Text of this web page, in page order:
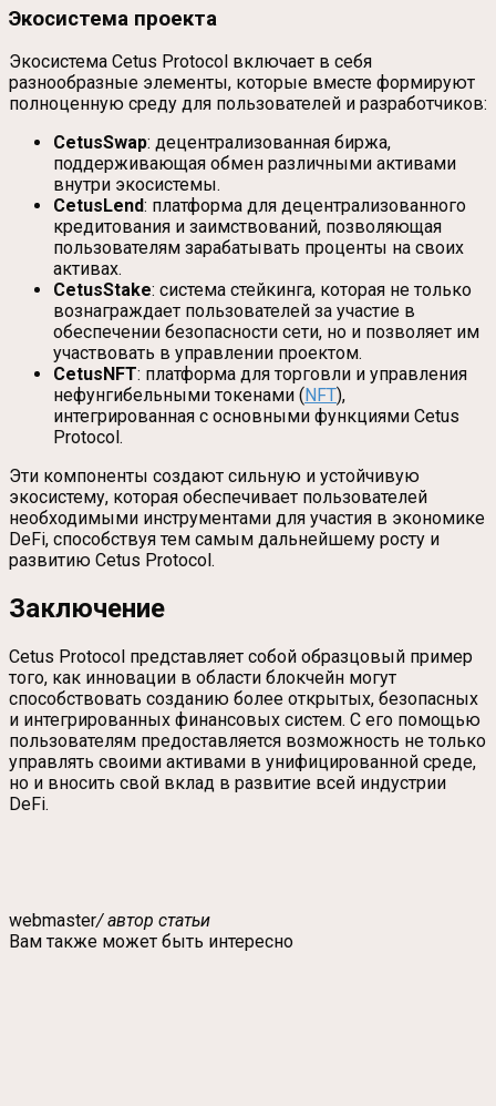
Экосистема проекта
Экосистема Cetus Protocol включает в себя
разнообразные элементы, которые вместе формируют
полноценную среду для пользователей и разработчиков:
CetusSwap: децентрализованная биржа,
поддерживающая обмен различными активами
внутри экосистемы.
CetusLend: платформа для децентрализованного
кредитования и заимствований, позволяющая
пользователям зарабатывать проценты на своих
активах.
CetusStake: система стейкинга, которая не только
вознаграждает пользователей за участие в
обеспечении безопасности сети, но и позволяет им
участвовать в управлении проектом.
CetusNFT: платформа для торговли и управления
нефунгибельными токенами ( NFT),
интегрированная с основными функциями Cetus
Protocol.
Эти компоненты создают сильную и устойчивую
экосистему, которая обеспечивает пользователей
необходимыми инструментами для участия в экономике
DeFi, способствуя тем самым дальнейшему росту и
развитию Cetus Protocol.
Заключение
Cetus Protocol представляет собой образцовый пример
того, как инновации в области блокчейн могут
способствовать созданию более открытых, безопасных
и интегрированных финансовых систем. С его помощью
пользователям предоставляется возможность не только
управлять своими активами в унифицированной среде,
но и вносить свой вклад в развитие всей индустрии
DeFi.
webmaster/ автор статьи
Вам также может быть интересно